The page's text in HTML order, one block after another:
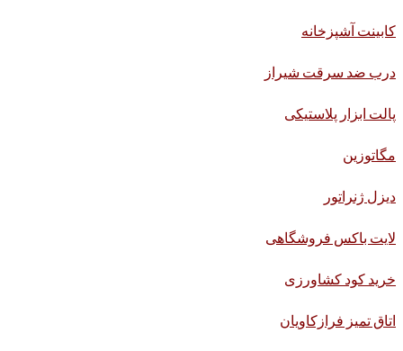
کابینت آشپزخانه
درب ضد سرقت شیراز
پالت ابزار پلاستیکی
مگاتوزین
دیزل ژنراتور
لایت باکس فروشگاهی
خرید کود کشاورزی
اتاق تمیز فرازکاویان